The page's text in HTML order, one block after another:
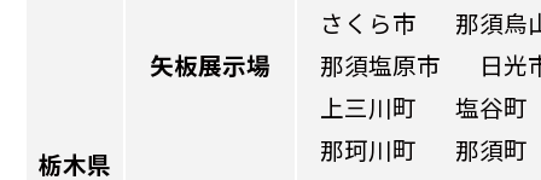
栃木県
矢板展示場
さくら市
那須烏
那須塩原市
日光
上三川町
塩谷町
那珂川町
那須町